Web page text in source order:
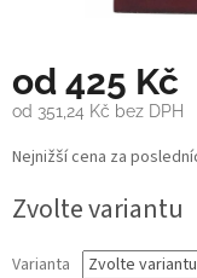
od 425 Kč
od 351,24 Kč bez DPH
Měrná
cena:
Nejnižší cena za
Zvolte variantu
Varianta